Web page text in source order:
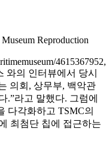
Reproduction
4615367952,
와의 인터뷰에서 당시
의회, 상무부, 백악관
.”라고 말했다. 그럼에
다각화하고 TSMC의
최첨단 칩에 접근하는